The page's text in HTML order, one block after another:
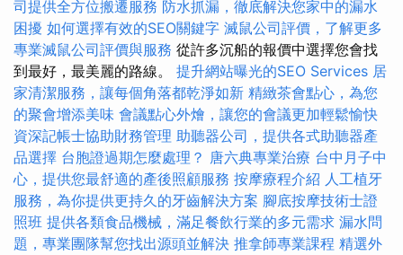
司提供全方位搬遷服務 防水抓漏，徹底解決您家中的漏水
困擾 如何選擇有效的SEO關鍵字 滅鼠公司評價，了解更多
專業滅鼠公司評價與服務 從許多沉船的報價中選擇您會找
到最好，最美麗的路線。 提升網站曝光的SEO Services 居
家清潔服務，讓每個角落都乾淨如新 精緻茶會點心，為您
的聚會增添美味 會議點心外燴，讓您的會議更加輕鬆愉快
資深記帳士協助財務管理 助聽器公司，提供各式助聽器產
品選擇 台胞證過期怎麼處理？ 唐六典專業治療 台中月子中
心，提供您最舒適的產後照顧服務 按摩療程介紹 人工植牙
服務，為你提供更持久的牙齒解決方案 腳底按摩技術士證
照班 提供各類食品機械，滿足餐飲行業的多元需求 漏水問
題，專業團隊幫您找出源頭並解決 推拿師專業課程 精選外